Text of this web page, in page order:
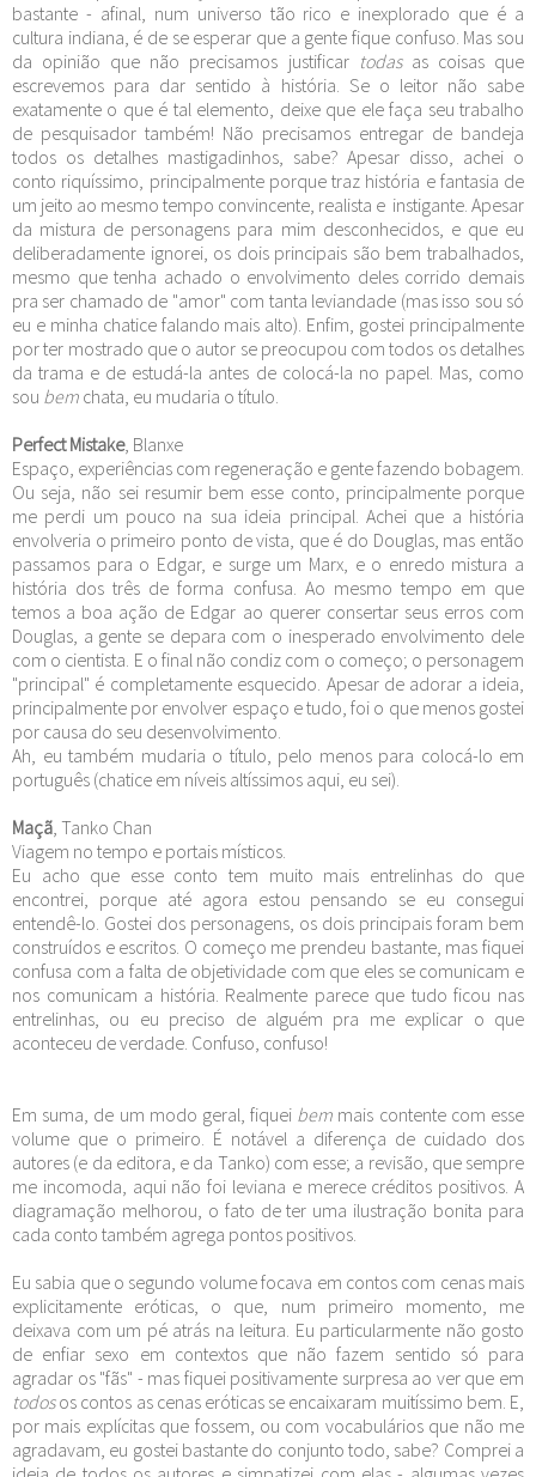
bastante - afinal, num universo tão rico e inexplorado que é a
cultura indiana, é de se esperar que a gente fique confuso. Mas sou
da opinião que não precisamos justificar todasas coisas que
escrevemos para dar sentido à história. Se o leitor não sabe
exatamente o que é tal elemento, deixe que ele faça seu trabalho
de pesquisador também! Não precisamos entregar de bandeja
todos os detalhes mastigadinhos, sabe? Apesar disso, achei o
conto riquíssimo, principalmente porque traz história e fantasia de
um jeito ao mesmo tempo convincente, realista e instigante. Apesar
da mistura de personagens para mim desconhecidos, e que eu
deliberadamente ignorei, os dois principais são bem trabalhados,
mesmo que tenha achado o envolvimento deles corrido demais
pra ser chamado de "amor" com tanta leviandade (mas isso sou só
eu e minha chatice falando mais alto). Enfim, gostei principalmente
por ter mostrado que o autor se preocupou com todos os detalhes
da trama e de estudá-la antes de colocá-la no papel. Mas, como
sou bem chata, eu mudaria o título.
Perfect Mistake, Blanxe
Espaço, experiências com regeneração e gente fazendo bobagem.
Ou seja, não sei resumir bem esse conto, principalmente porque
me perdi um pouco na sua ideia principal. Achei que a história
envolveria o primeiro ponto de vista, que é do Douglas, mas então
passamos para o Edgar, e surge um Marx, e o enredo mistura a
história dos três de forma confusa. Ao mesmo tempo em que
temos a boa ação de Edgar ao querer consertar seus erros com
Douglas, a gente se depara com o inesperado envolvimento dele
com o cientista. E o final não condiz com o começo; o personagem
"principal" é completamente esquecido. Apesar de adorar a ideia,
principalmente por envolver espaço e tudo, foi o que menos gostei
por causa do seu desenvolvimento.
Ah, eu também mudaria o título, pelo menos para colocá-lo em
português (chatice em níveis altíssimos aqui, eu sei).
Maçã , Tanko Chan
Viagem no tempo e portais místicos.
Eu acho que esse conto tem muito mais entrelinhas do que
encontrei, porque até agora estou pensando se eu consegui
entendê-lo. Gostei dos personagens, os dois principais foram bem
construídos e escritos. O começo me prendeu bastante, mas fiquei
confusa com a falta de objetividade com que eles se comunicam e
nos comunicam a história. Realmente parece que tudo ficou nas
entrelinhas, ou eu preciso de alguém pra me explicar o que
aconteceu de verdade. Confuso, confuso!
Em suma, de um modo geral, fiquei bem mais contente com esse
volume que o primeiro. É notável a diferença de cuidado dos
autores (e da editora, e da Tanko) com esse; a revisão, que sempre
me incomoda, aqui não foi leviana e merece créditos positivos. A
diagramação melhorou, o fato de ter uma ilustração bonita para
cada conto também agrega pontos positivos.
Eu sabia que o segundo volume focava em contos com cenas mais
explicitamente eróticas, o que, num primeiro momento, me
deixava com um pé atrás na leitura. Eu particularmente não gosto
de enfiar sexo em contextos que não fazem sentido só para
agradar os "fãs" - mas fiquei positivamente surpresa ao ver que em
todosos contos as cenas eróticas se encaixaram muitíssimo bem. E,
por mais explícitas que fossem, ou com vocabulários que não me
agradavam, eu gostei bastante do conjunto todo, sabe? Comprei a